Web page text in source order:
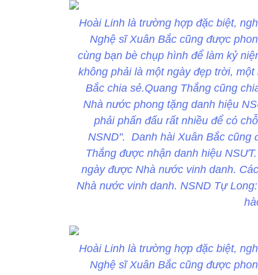
Hoài Linh là trường hợp đặc biệt,
Nghệ sĩ Xuân Bắc cũng được
cùng bạn bè chụp hình để làm kỷ
không phải là một ngày đẹp trời,
Bắc chia sẻ.Quang Thắng cũng
Nhà nước phong tặng danh hiệu
phải phấn đấu rất nhiều để có
NSND". Danh hài Xuân Bắc cũng
Thắng được nhận danh hiệu
ngày được Nhà nước vinh danh.
Nhà nước vinh danh. NSND Tự
Hoài Linh là trường hợp đặc biệt,
Nghệ sĩ Xuân Bắc cũng được